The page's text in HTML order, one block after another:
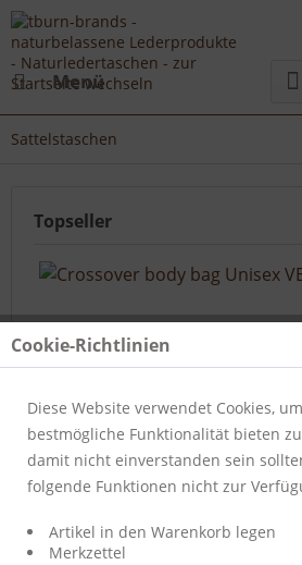
Menü
Sattelstaschen
Topseller
Crossover body bag Unisex
Artikelnummer:
Cookie-Richtlinien
Diese Website verwendet Cookies,
bestmögliche Funktionalität bieten
damit nicht einverstanden sein
folgende Funktionen nicht zur
Artikel in den Warenkorb legen
Merkzettel